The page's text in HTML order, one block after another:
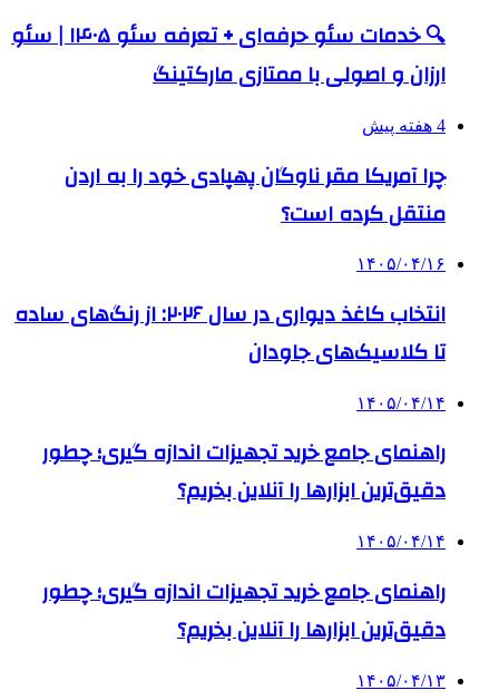
🔍 خدمات سئو حرفه‌ای + تعرفه سئو ۱۴۰۵ | سئو
ارزان و اصولی با ممتازی مارکتینگ
4 هفته پیش
چرا آمریکا مقر ناوگان پهپادی خود را به اردن
منتقل کرده است؟
۱۴۰۵/۰۴/۱۶
انتخاب کاغذ دیواری در سال ۲۰۲۶: از رنگ‌های ساده
تا کلاسیک‌های جاودان
۱۴۰۵/۰۴/۱۴
راهنمای جامع خرید تجهیزات اندازه گیری؛ چطور
دقیق‌ترین ابزارها را آنلاین بخریم؟
۱۴۰۵/۰۴/۱۴
راهنمای جامع خرید تجهیزات اندازه گیری؛ چطور
دقیق‌ترین ابزارها را آنلاین بخریم؟
۱۴۰۵/۰۴/۱۳